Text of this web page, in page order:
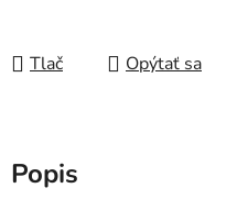
Tlač Opýtať sa
Popis